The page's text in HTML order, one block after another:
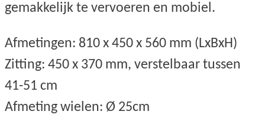
gemakkelijk te vervoeren en mobiel.
Afmetingen: 810 x 450 x 560 mm (LxBxH)
Zitting: 450 x 370 mm, verstelbaar tussen
41-51 cm
Afmeting wielen: Ø 25cm